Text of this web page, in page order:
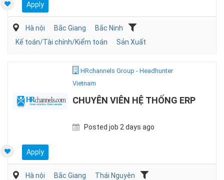
Apply
Hà nội Bắc Giang
Bắc Ninh
Kế toán/Tài chính/Kiểm toán
Sản Xuất
HRchannels Group - Headhunter
Vietnam
CHUYÊN VIÊN HỆ THỐNG ERP
Posted job 2 days ago
Apply
Hà nội Bắc Giang
Thái Nguyên